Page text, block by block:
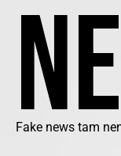
Fake news tam